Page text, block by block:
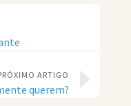
ARTIGO
querem?